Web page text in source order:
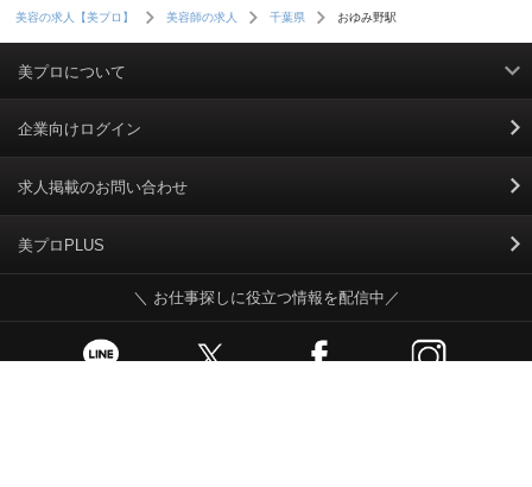
美容の求人【美プロ】 美容師の求人 千葉県 おゆみ野駅
美プロについて
利用規約
掲載規約
個人情報保護ポリシー
個人情報のお取り扱いについて
Cookieポリシー
企業向けログイン
求人掲載のお問い合わせ
美プロPLUS
＼ お仕事探しに役立つ情報を配信中／